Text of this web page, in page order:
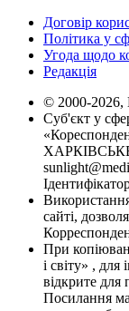
Договір
Політика у
Угода щодо
Редакція
© 2000-2026,
Суб'єкт у
ХАРКІВСЬКЕ
сайті,
При
і світу» ,
відкрите для
Посилання